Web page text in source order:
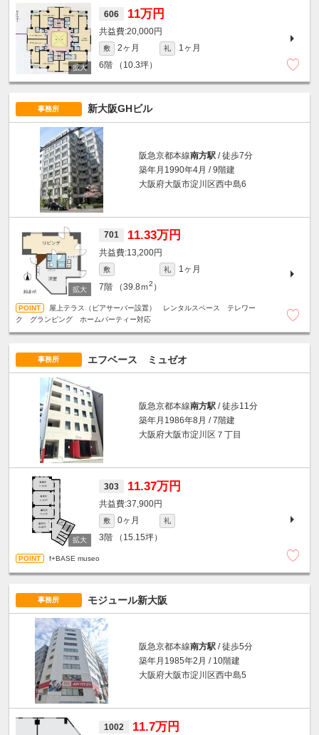
606 11万円
20,000円
敷 2ヶ月 礼
1ヶ月
6階
（10.3坪）
事務所 新大阪GHビル
阪急京都本線南方駅 / 徒歩7分
築年月1990年4月 / 9階建
大阪府大阪市淀川区西中島6
701 11.33万円
13,200円
敷 礼
1ヶ月
7階
（39.8ｍ2 ）
屋上テラス（ビアサーバー設置） レンタルスペース テレワー
ク グランピング ホームパーティー対応
事務所 エフベース ミュゼオ
阪急京都本線南方駅 / 徒歩11分
築年月1986年8月 / 7階建
大阪府大阪市淀川区７丁目
303 11.37万円
37,900円
敷 0ヶ月 礼
3階 （15.15坪）
f+BASE museo
事務所 モジュール新大阪
阪急京都本線南方駅 / 徒歩5分
築年月1985年2月 / 10階建
大阪府大阪市淀川区西中島5
1002 11.7万円